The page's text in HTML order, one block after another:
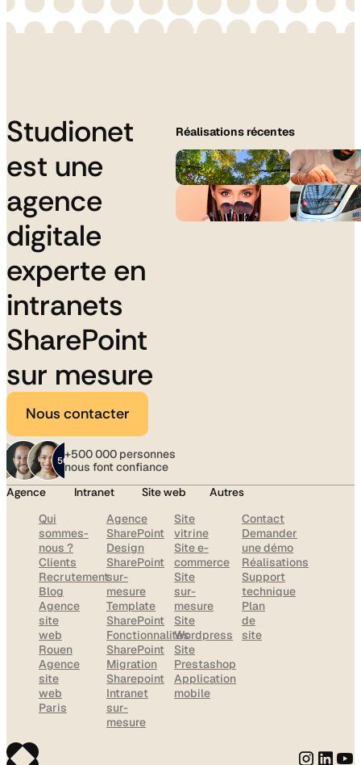
Studionet
est une
agence
digitale
experte en
intranets
SharePoint
sur mesure
Nous contacter
+500 000 personnes
nous font confiance
Réalisations récentes
Agence
Qui
sommes-
nous ?
Clients
Recrutement
Blog
Agence
site
web
Rouen
Agence
site
web
Paris
Intranet
Agence
SharePoint
Design
SharePoint
sur-
mesure
Template
SharePoint
Fonctionnalités
SharePoint
Migration
Sharepoint
Intranet
sur-
mesure
Site web
Site
vitrine
Site e-
commerce
Site
sur-
mesure
Site
Wordpress
Site
Prestashop
Application
mobile
Autres
Contact
Demander
une démo
Réalisations
Support
technique
Plan
de
site